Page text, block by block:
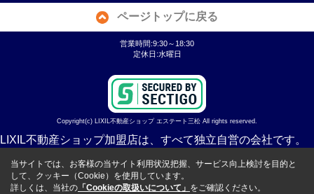
ページトップに戻る
営業時間:9:30～18:30
定休日:水曜日
Copyright(c) LIXIL不動産ショップ エステート三松 All rights reserved.
LIXIL不動産ショップ加盟店は、すべて独立自営の会社です。
当サイトでは、お客様の当サイト利用状況把握、サービス向上検討を目的と
して、クッキー（Cookie）を使用しています。
詳しくは、当社の 「Cookieの取扱いについて」 をご確認ください。